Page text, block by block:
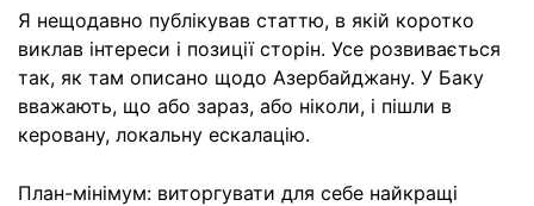
Я нещодавно публікував статтю, в якій коротко
виклав інтереси і позиції сторін. Усе розвивається
так, як там описано щодо Азербайджану. У Баку
вважають, що або зараз, або ніколи, і пішли в
керовану, локальну ескалацію.
План-мінімум: виторгувати для себе найкращі